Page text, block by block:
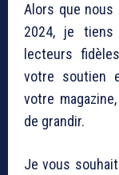
Alors que nous
2024, je tiens
lecteurs
votre soutien
votre
de grandir.
Je vous